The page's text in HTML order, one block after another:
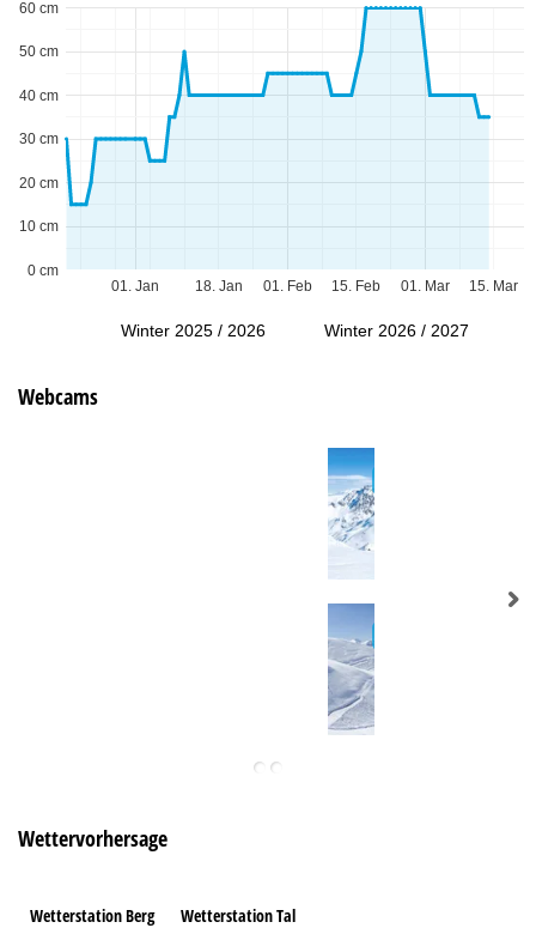
01. Jan 01. Feb 01. Mar
18. Jan 15. Feb 15. Mar
0 cm
10 cm
20 cm
30 cm
40 cm
50 cm
60 cm
Winter 2025 / 2026 Winter 2026 / 2027
Webcams
Wettervorhersage
Wetterstation Berg Wetterstation Tal